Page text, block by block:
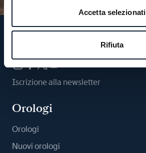
Accetta selezionati
Rifiuta
Iscrizione alla newsletter
Orologi
Orologi
Nuovi orologi